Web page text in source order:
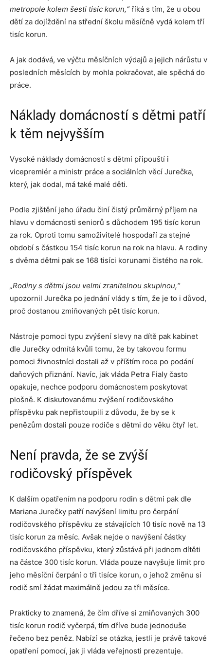
metropole kolem šesti tisíc korun,“říká s tím, že u obou
dětí za dojíždění na střední školu měsíčně vydá kolem tří
tisíc korun.
A jak dodává, ve výčtu měsíčních výdajů a jejich nárůstu v
posledních měsících by mohla pokračovat, ale spěchá do
práce.
Náklady domácností s dětmi patří
k těm nejvyšším
Vysoké náklady domácností s dětmi připouští i
vicepremiér a ministr práce a sociálních věcí Jurečka,
který, jak dodal, má také malé děti.
Podle zjištění jeho úřadu činí čistý průměrný příjem na
hlavu v domácnosti seniorů s důchodem 195 tisíc korun
za rok. Oproti tomu samoživitelé hospodaří za stejné
období s částkou 154 tisíc korun na rok na hlavu. A rodiny
s dvěma dětmi pak se 168 tisíci korunami čistého na rok.
„Rodiny s dětmi jsou velmi zranitelnou skupinou,“
upozornil Jurečka po jednání vlády s tím, že je to i důvod,
proč dostanou zmiňovaných pět tisíc korun.
Nástroje pomoci typu zvýšení slevy na dítě pak kabinet
dle Jurečky odmítá kvůli tomu, že by takovou formu
pomoci živnostníci dostali až v příštím roce po podání
daňových přiznání. Navíc, jak vláda Petra Fialy často
opakuje, nechce podporu domácnostem poskytovat
plošně. K diskutovanému zvýšení rodičovského
příspěvku pak nepřistoupili z důvodu, že by se k
penězům dostali pouze rodiče s dětmi do věku čtyř let.
Není pravda, že se zvýší
rodičovský příspěvek
K dalším opatřením na podporu rodin s dětmi pak dle
Mariana Jurečky patří navýšení limitu pro čerpání
rodičovského příspěvku ze stávajících 10 tisíc nově na 13
tisíc korun za měsíc. Avšak nejde o navýšení částky
rodičovského příspěvku, který zůstává při jednom dítěti
na částce 300 tisíc korun. Vláda pouze navyšuje limit pro
jeho měsíční čerpání o tři tisíce korun, o jehož změnu si
rodič smí žádat maximálně jedou za tři měsíce.
Prakticky to znamená, že čím dříve si zmiňovaných 300
tisíc korun rodič vyčerpá, tím dříve bude jednoduše
řečeno bez peněz. Nabízí se otázka, jestli je právě takové
opatření pomocí, jak ji vláda veřejnosti prezentuje.